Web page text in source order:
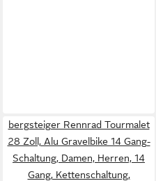
bergsteiger Rennrad Tourmalet
28 Zoll, Alu Gravelbike 14 Gang-
Schaltung, Damen, Herren, 14
Gang, Kettenschaltung,